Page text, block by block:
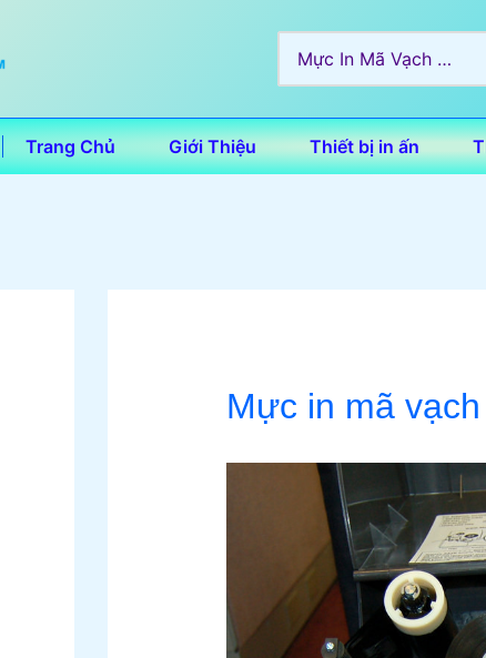
for:
Trang Chủ Giới Thiệu Thiết bị in ấn
Mực in mã vạch